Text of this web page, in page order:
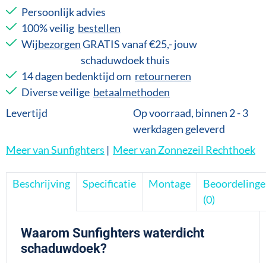
Persoonlijk advies
100% veilig bestellen
WijbezorgenGRATIS vanaf €25,- jouw
schaduwdoek thuis
14 dagen bedenktijd om retourneren
Diverse veilige betaalmethoden
Levertijd
Op voorraad, binnen 2 - 3
werkdagen geleverd
Meer van Sunfighters | Meer van Zonnezeil Rechthoek
Beschrijving Specificatie Montage
(0)
Waarom Sunfighters waterdicht
schaduwdoek?